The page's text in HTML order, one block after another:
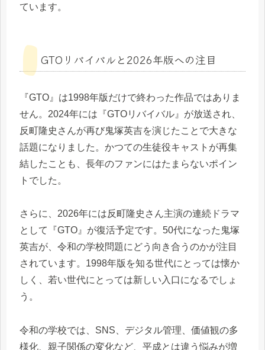
ています。
GTOリバイバルと2026年版への注目
『GTO』は1998年版だけで終わった作品ではありま
せん。2024年には『GTOリバイバル』が放送され、
反町隆史さんが再び鬼塚英吉を演じたことで大きな
話題になりました。かつての生徒役キャストが再集
結したことも、長年のファンにはたまらないポイン
トでした。
さらに、2026年には反町隆史さん主演の連続ドラマ
として『GTO』が復活予定です。50代になった鬼塚
英吉が、令和の学校問題にどう向き合うのかが注目
されています。1998年版を知る世代にとっては懐か
しく、若い世代にとっては新しい入口になるでしょ
う。
令和の学校では、SNS、デジタル管理、価値観の多
様化、親子関係の変化など、平成とは違う悩みが増